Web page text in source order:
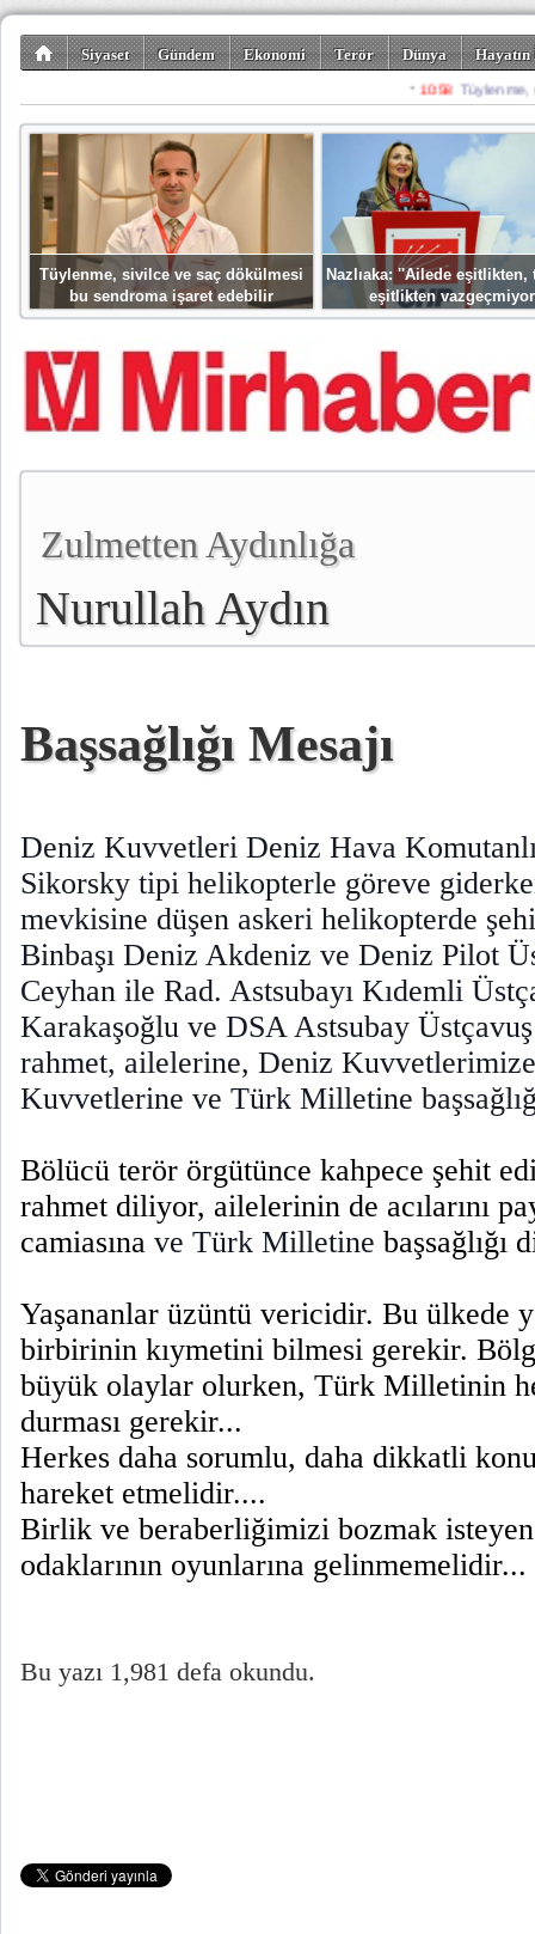
Siyaset Gündem Ekonomi Terör Dünya
Spor Misafir
Tüylenme, sivilce ve saç dökülmesi
bu sendroma işaret edebilir
Nazlıaka: ''Ailede eşitlikten,
eşitlikten
Zulmetten Aydınlığa
Nurullah Aydın
Başsağlığı Mesajı
Deniz Kuvvetleri Deniz Hava
Sikorsky tipi helikopterle göreve
mevkisine düşen askeri helikopterde
Binbaşı Deniz Akdeniz ve Deniz Pilot
Ceyhan ile Rad. Astsubayı Kıdemli
Karakaşoğlu ve DSA Astsubay
rahmet, ailelerine, Deniz
Kuvvetlerine ve Türk Milletine
Bölücü terör örgütünce kahpece şehit
rahmet diliyor, ailelerinin de acılarını
camiasına ve Türk Milletine başsağlığı
Yaşananlar üzüntü vericidir. Bu ülkede
birbirinin kıymetini bilmesi gerekir.
büyük olaylar olurken, Türk Milletinin
durması gerekir...
Herkes daha sorumlu, daha dikkatli
hareket etmelidir....
Birlik ve beraberliğimizi bozmak isteyen
odaklarının oyunlarına gelinmemelidir...
Bu yazı 1,981 defa okundu.